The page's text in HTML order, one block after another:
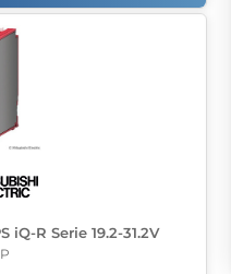
iQ-R Serie 19.2-31.2V